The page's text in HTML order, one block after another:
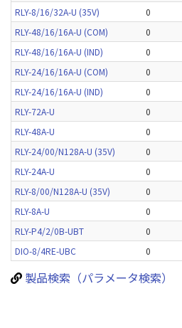
RLY-8/16/32A-U (35V)
0
RLY-48/16/16A-U (COM)
0
RLY-48/16/16A-U (IND)
0
RLY-24/16/16A-U (COM)
0
RLY-24/16/16A-U (IND)
0
RLY-72A-U
0
RLY-48A-U
0
RLY-24/00/N128A-U (35V)
0
RLY-24A-U
0
RLY-8/00/N128A-U (35V)
0
RLY-8A-U
0
RLY-P4/2/0B-UBT
0
DIO-8/4RE-UBC
0
製品検索（パラメータ検索）